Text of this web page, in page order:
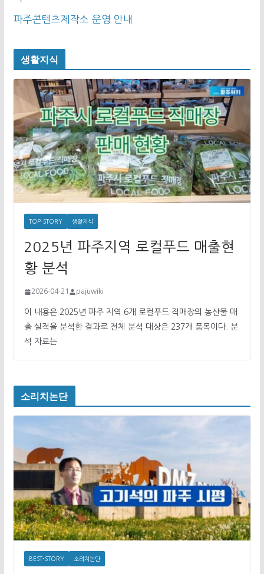
파주콘텐츠제작소 운영 안내
생활지식
TOP-STORY 생활지식
2025년 파주지역 로컬푸드 매출현
황 분석
2026-04-21 pajuwiki
이 내용은 2025년 파주 지역 6개 로컬푸드 직매장의 농산물 매
출 실적을 분석한 결과로 전체 분석 대상은 237개 품목이다. 분
석 자료는
소리치논단
BEST-STORY 소리치논단